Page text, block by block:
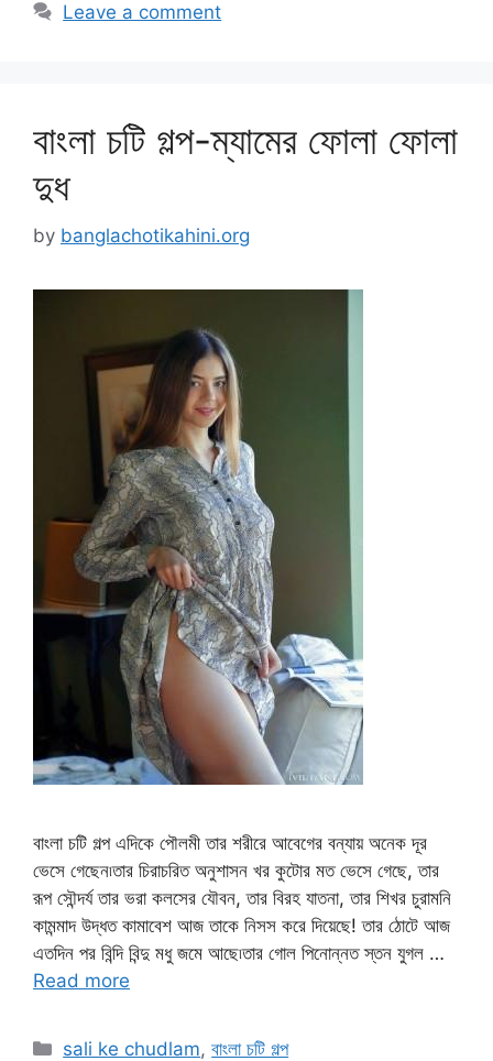
Leave a comment
বাংলা চটি গল্প-ম্যামের ফোলা ফোলা
দুধ
by banglachotikahini.org
বাংলা চটি গল্প এদিকে পৌলমী তার শরীরে আবেগের বন্যায় অনেক দূর
ভেসে গেছেন৷তার চিরাচরিত অনুশাসন খর কুটোর মত ভেসে গেছে, তার
রূপ সৌন্দর্য তার ভরা কলসের যৌবন, তার বিরহ যাতনা, তার শিখর চুরামনি
কামন্মাদ উদ্ধত কামাবেশ আজ তাকে নিসস করে দিয়েছে! তার ঠোটে আজ
এতদিন পর বিন্দি বিন্দু মধু জমে আছে৷তার গোল পিনোন্নত স্তন যুগল …
Read more
Categories
sali ke chudlam,বাংলা চটি গল্প